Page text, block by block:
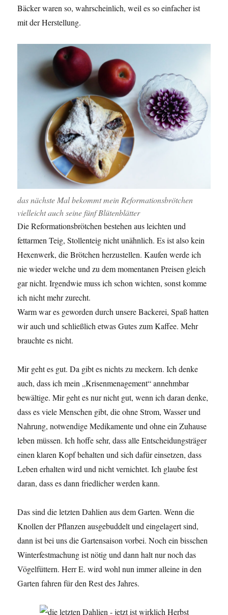
Bäcker waren so, wahrscheinlich, weil es so einfacher ist
mit der Herstellung.
das nächste Mal bekommt mein Reformationsbrötchen
vielleicht auch seine fünf Blütenblätter
Die Reformationsbrötchen bestehen aus leichten und
fettarmen Teig, Stollenteig nicht unähnlich. Es ist also kein
Hexenwerk, die Brötchen herzustellen. Kaufen werde ich
nie wieder welche und zu dem momentanen Preisen gleich
gar nicht. Irgendwie muss ich schon wichten, sonst komme
ich nicht mehr zurecht.
Warm war es geworden durch unsere Backerei, Spaß hatten
wir auch und schließlich etwas Gutes zum Kaffee. Mehr
brauchte es nicht.
Mir geht es gut. Da gibt es nichts zu meckern. Ich denke
auch, dass ich mein „Krisenmenagement“ annehmbar
bewältige. Mir geht es nur nicht gut, wenn ich daran denke,
dass es viele Menschen gibt, die ohne Strom, Wasser und
Nahrung, notwendige Medikamente und ohne ein Zuhause
leben müssen. Ich hoffe sehr, dass alle Entscheidungsträger
einen klaren Kopf behalten und sich dafür einsetzen, dass
Leben erhalten wird und nicht vernichtet. Ich glaube fest
daran, dass es dann friedlicher werden kann.
Das sind die letzten Dahlien aus dem Garten. Wenn die
Knollen der Pflanzen ausgebuddelt und eingelagert sind,
dann ist bei uns die Gartensaison vorbei. Noch ein bisschen
Winterfestmachung ist nötig und dann halt nur noch das
Vögelfüttern. Herr E. wird wohl nun immer alleine in den
Garten fahren für den Rest des Jahres.